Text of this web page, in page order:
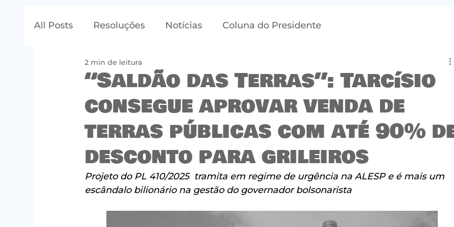
All Posts Resoluções Notícias Coluna do Presidente
“Saldão das Terras”: Tarcísio
consegue aprovar venda de
terras públicas com até 90%
desconto para grileiros
2 min de leitura
Projeto do PL 410/2025  tramita em regime de urgência na ALESP e é mais um
escândalo bilionário na gestão do governador bolsonarista